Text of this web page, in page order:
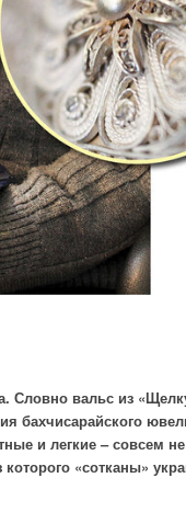
Словно вальс из
бахчисарайского
и легкие – совсем
«сотканы»